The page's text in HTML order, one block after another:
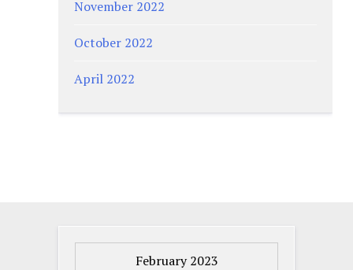
November 2022
October 2022
April 2022
February 2023